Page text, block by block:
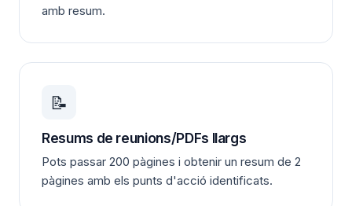
amb resum.
📝
Resums de reunions/PDFs llargs
Pots passar 200 pàgines i obtenir un resum de 2
pàgines amb els punts d'acció identificats.